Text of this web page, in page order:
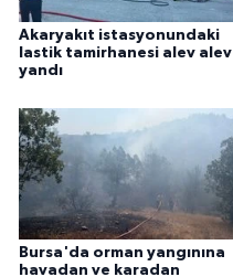
Akaryakıt istasyonundaki
lastik tamirhanesi alev alev
yandı
Bursa'da orman yangınına
havadan ve karadan